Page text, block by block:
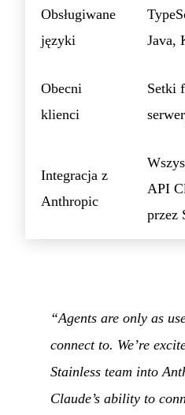
Obsługiwane
języki
Java,
Obecni
klienci
Setki
Integracja z
Anthropic
API
przez
“Agents are only as
connect to. We’re
Stainless team into
Claude’s ability to